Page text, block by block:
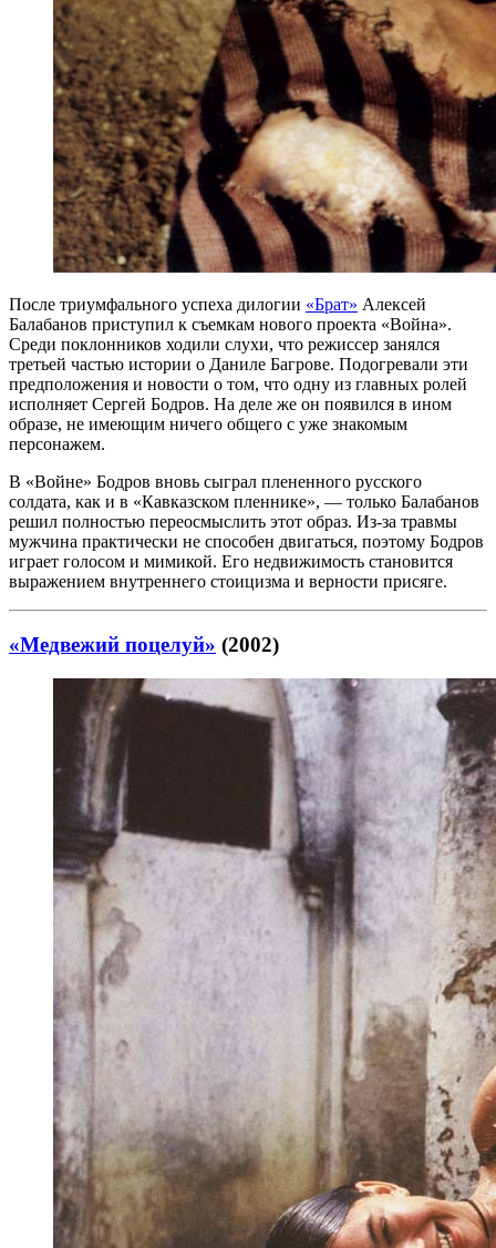
После триумфального успеха дилогии «Брат» Алексей
Балабанов приступил к съемкам нового проекта «Война».
Среди поклонников ходили слухи, что режиссер занялся
третьей частью истории о Даниле Багрове. Подогревали эти
предположения и новости о том, что одну из главных ролей
исполняет Сергей Бодров. На деле же он появился в ином
образе, не имеющим ничего общего с уже знакомым
персонажем.
В «Войне» Бодров вновь сыграл плененного русского
солдата, как и в «Кавказском пленнике», — только Балабанов
решил полностью переосмыслить этот образ. Из-за травмы
мужчина практически не способен двигаться, поэтому Бодров
играет голосом и мимикой. Его недвижимость становится
выражением внутреннего стоицизма и верности присяге.
«Медвежий поцелуй» (2002)